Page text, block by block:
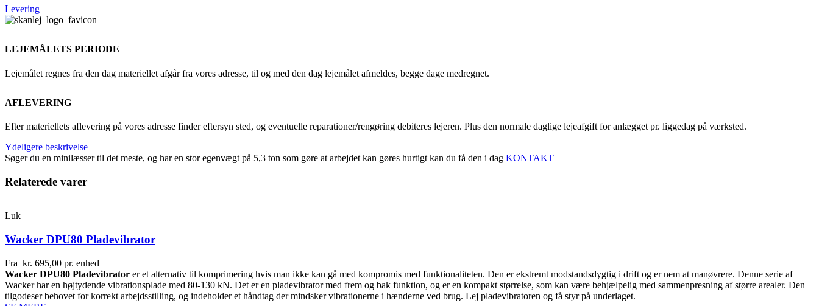
Levering
LEJEMÅLETS PERIODE
Lejemålet regnes fra den dag materiellet afgår fra vores adresse, til og med den dag lejemålet afmeldes, begge dage medregnet.
AFLEVERING
Efter materiellets aflevering på vores adresse finder eftersyn sted, og eventuelle reparationer/rengøring debiteres lejeren. Plus den normale daglige lejeafgift for anlægget pr. liggedag på værksted.
Ydeligere beskrivelse
Søger du en minilæsser til det meste, og har en stor egenvægt på 5,3 ton som gøre at arbejdet kan gøres hurtigt kan du få den i dag KONTAKT
Relaterede varer
Luk
Wacker DPU80 Pladevibrator
Fra kr. 695,00 pr. enhed
Wacker DPU80 Pladevibrator er et alternativ til komprimering hvis man ikke kan gå med kompromis med funktionaliteten. Den er ekstremt modstandsdygtig i drift og er nem at manøvrere. Denne serie af
Wacker har en højtydende vibrationsplade med 80-130 kN. Det er en pladevibrator med frem og bak funktion, og er en kompakt størrelse, som kan være behjælpelig med sammenpresning af større arealer. Den
tilgodeser behovet for korrekt arbejdsstilling, og indeholder et håndtag der mindsker vibrationerne i hænderne ved brug. Lej pladevibratoren og få styr på underlaget.